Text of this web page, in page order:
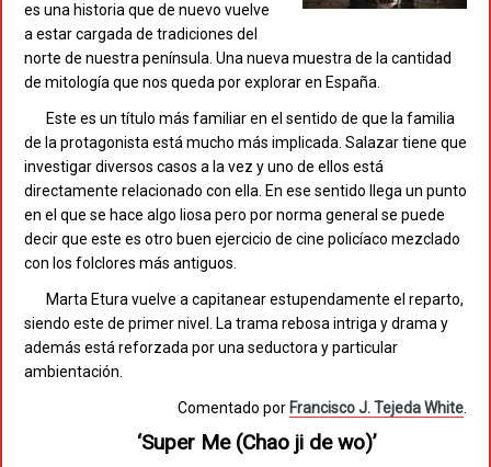
es una historia que de nuevo vuelve
a estar cargada de tradiciones del
norte de nuestra península. Una nueva muestra de la cantidad
de mitología que nos queda por explorar en España.
Este es un título más familiar en el sentido de que la familia
de la protagonista está mucho más implicada. Salazar tiene que
investigar diversos casos a la vez y uno de ellos está
directamente relacionado con ella. En ese sentido llega un punto
en el que se hace algo liosa pero por norma general se puede
decir que este es otro buen ejercicio de cine policíaco mezclado
con los folclores más antiguos.
Marta Etura vuelve a capitanear estupendamente el reparto,
siendo este de primer nivel. La trama rebosa intriga y drama y
además está reforzada por una seductora y particular
ambientación.
Comentado por Francisco J. Tejeda White.
‘Super Me (Chao ji de wo)’